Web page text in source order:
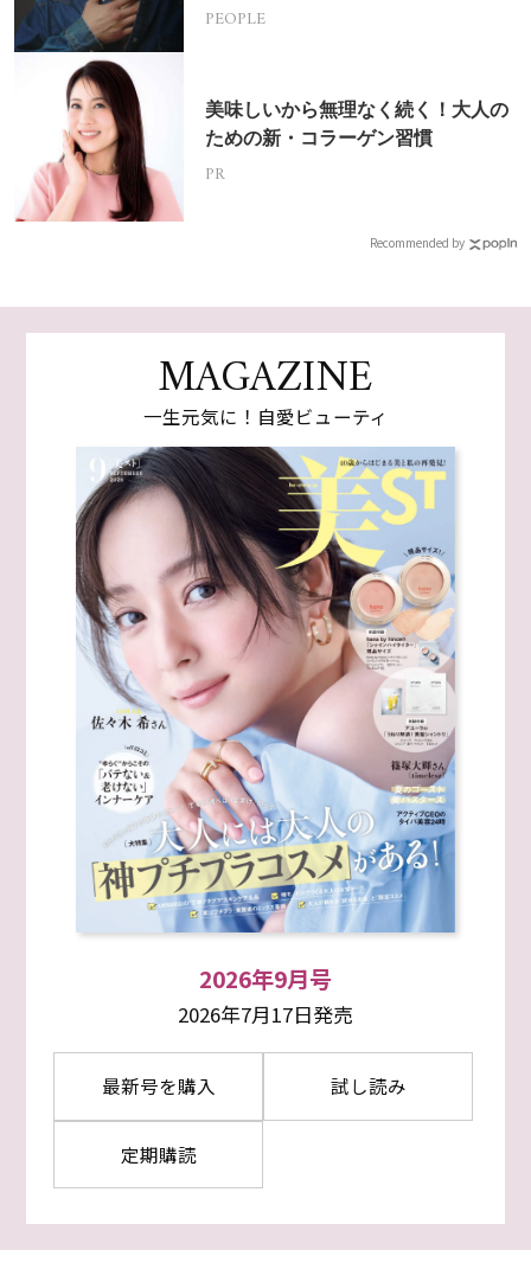
挑戦
PEOPLE
美味しいから無理なく続く！大人の
ための新・コラーゲン習慣
PR
Recommended by
MAGAZINE
一生元気に！自愛ビューティ
2026年9月号
2026年7月17日発売
最新号を購入 試し読み
定期購読